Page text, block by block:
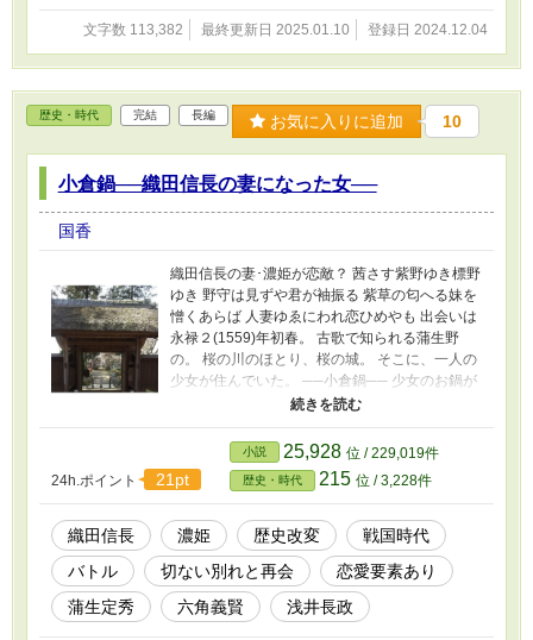
ぐる過去の物語。
文字数 113,382 最終更新日 2025.01.10 登録日 2024.12.04
歴史・時代 完結 長編 お気に入りに追加 10
小倉鍋──織田信長の妻になった女──
国香
織田信長の妻･濃姫が恋敵？ 茜さす紫野ゆき標野
ゆき 野守は見ずや君が袖振る 紫草の匂へる妹を
憎くあらば 人妻ゆゑにわれ恋ひめやも 出会いは
永禄２(1559)年初春。 古歌で知られる蒲生野
の。 桜の川のほとり、桜の城。 そこに、一人の
少女が住んでいた。 ──小倉鍋── 少女のお鍋が
出会ったのは、上洛する織田信長。
方の物語。 ヒロインの出自等、諸説あり、考え
れば考えるほど、調べれば調べるほど謎なの
で、作者の妄想で書いて行きます。 通説とは違
っていますので、あらかじめご了承頂きたく、
お願い申し上げます。
24h.ポイント 21pt
小説 25,928 位 / 229,019件
歴史・時代 215 位 / 3,228件
織田信長 濃姫 歴史改変
戦国時代
バトル
切ない別れと再会
恋愛要素あり
蒲生定秀
六角義賢 浅井長政